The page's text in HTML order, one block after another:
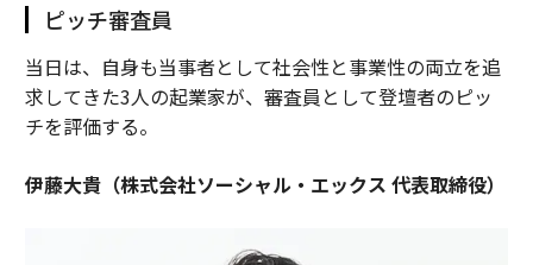
ピッチ審査員
当日は、自身も当事者として社会性と事業性の両立を追
求してきた3人の起業家が、審査員として登壇者のピッ
チを評価する。
伊藤大貴（株式会社ソーシャル・エックス 代表取締役）